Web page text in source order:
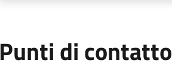
Punti di contatto